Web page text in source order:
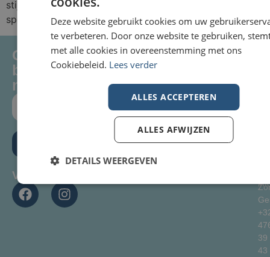
stijgende vastgoedprijzen en rentetarieven. Daarnaast
spelen ook andere trends een rol […]
Op de hoogte
blijven van onze
nieuwe panden?
Volg ons :
Snelle Links
HOME
TE KOOP
VERKOPEN?
CONTACT
39
43
Deze website gebruikt cookies om uw
te verbeteren. Door onze website te gebruiken,
met alle cookies in overeenstemming met ons
Cookiebeleid. Lees verder
ALLES ACCEPTEREN
ALLES AFWIJZEN
DETAILS WEERGEVEN